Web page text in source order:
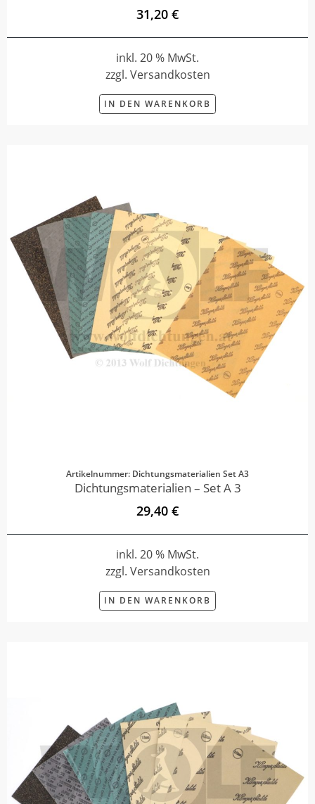
31,20 €
inkl. 20 % MwSt.
zzgl. Versandkosten
IN DEN WARENKORB
Artikelnummer: Dichtungsmaterialien Set A3
Dichtungsmaterialien – Set A 3
29,40 €
inkl. 20 % MwSt.
zzgl. Versandkosten
IN DEN WARENKORB